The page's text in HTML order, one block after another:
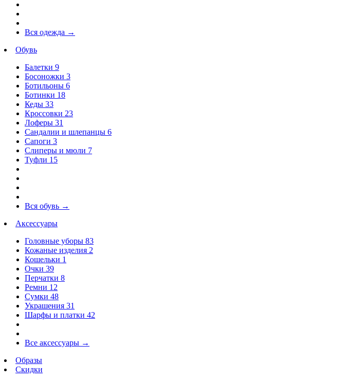
Вся одежда →
Обувь
Балетки 9
Босоножки 3
Ботильоны 6
Ботинки 18
Кеды 33
Кроссовки 23
Лоферы 31
Сандалии и шлепанцы 6
Сапоги 3
Слиперы и мюли 7
Туфли 15
Вся обувь →
Аксессуары
Головные уборы 83
Кожаные изделия 2
Кошельки 1
Очки 39
Перчатки 8
Ремни 12
Сумки 48
Украшения 31
Шарфы и платки 42
Все аксессуары →
Образы
Скидки